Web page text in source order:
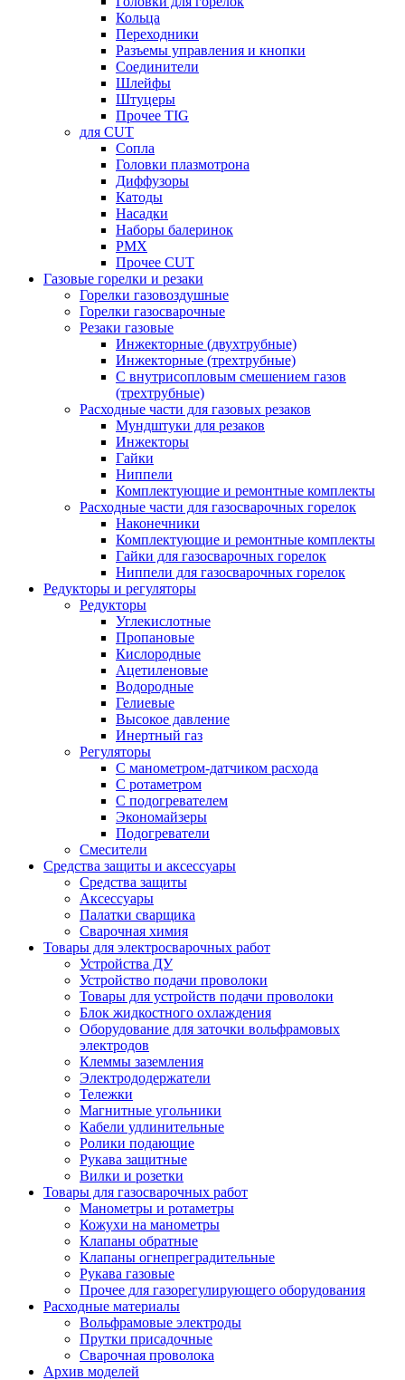
Кольца
Переходники
Разъемы управления и кнопки
Соединители
Шлейфы
Штуцеры
Прочее TIG
для CUT
Сопла
Головки плазмотрона
Диффузоры
Катоды
Насадки
Наборы балеринок
PMX
Прочее CUT
Газовые горелки и резаки
Горелки газовоздушные
Горелки газосварочные
Резаки газовые
Инжекторные (двухтрубные)
Инжекторные (трехтрубные)
С внутрисопловым смешением газов
(трехтрубные)
Расходные части для газовых резаков
Мундштуки для резаков
Инжекторы
Гайки
Ниппели
Комплектующие и ремонтные комплекты
Расходные части для газосварочных горелок
Наконечники
Комплектующие и ремонтные комплекты
Гайки для газосварочных горелок
Ниппели для газосварочных горелок
Редукторы и регуляторы
Редукторы
Углекислотные
Пропановые
Кислородные
Ацетиленовые
Водородные
Гелиевые
Высокое давление
Инертный газ
Регуляторы
С манометром-датчиком расхода
С ротаметром
С подогревателем
Экономайзеры
Подогреватели
Смесители
Средства защиты и аксессуары
Средства защиты
Аксессуары
Палатки сварщика
Сварочная химия
Товары для электросварочных работ
Устройства ДУ
Устройство подачи проволоки
Товары для устройств подачи проволоки
Блок жидкостного охлаждения
Оборудование для заточки вольфрамовых
электродов
Клеммы заземления
Электрододержатели
Тележки
Магнитные угольники
Кабели удлинительные
Ролики подающие
Рукава защитные
Вилки и розетки
Товары для газосварочных работ
Манометры и ротаметры
Кожухи на манометры
Клапаны обратные
Клапаны огнепреградительные
Рукава газовые
Прочее для газорегулирующего оборудования
Расходные материалы
Вольфрамовые электроды
Прутки присадочные
Сварочная проволока
Архив моделей